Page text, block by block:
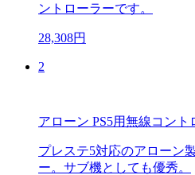
ントローラーです。
28,308円
2
アローン PS5用無線コント
プレステ5対応のアローン
ー。サブ機としても優秀。